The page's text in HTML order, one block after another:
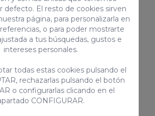
Piscina compartida
/ noche
Villa
defecto. El resto de cookies sirven
página, para personalizarla en
o para poder mostrarte
a tus búsquedas, gustos e
intereses personales.
todas estas cookies pulsando el
rechazarlas pulsando el botón
o configurarlas clicando en el
CONFIGURAR.